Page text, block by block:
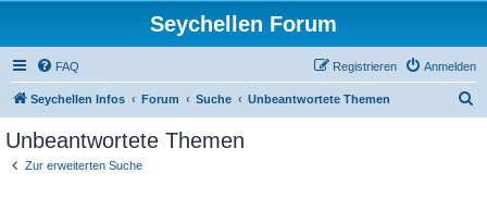
Seychellen Forum
FAQ Anmelden
Registrieren
Seychellen Infos Forum Suche Unbeantwortete Themen
Unbeantwortete Themen
Zur erweiterten Suche